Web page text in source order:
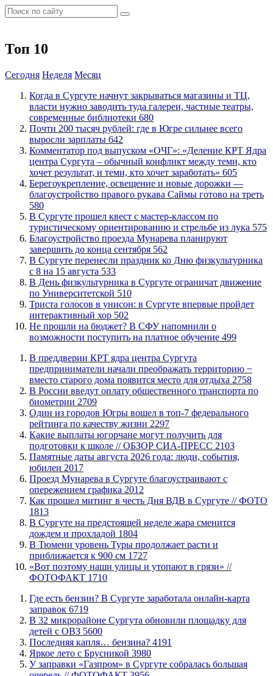
Топ 10
Сегодня Неделя Месяц
​Когда в Сургуте начнут закрываться магазины и ТЦ,
власти нужно заводить туда галереи, частные театры,
современные библиотеки 680
​Почти 200 тысяч рублей: где в Югре сильнее всего
выросли зарплаты 642
​Комментатор под выпуском «ОЧГ»: «Деление КРТ Ядра
центра Сургута – обычный конфликт между теми, кто
хочет результат, и теми, кто хочет заработать» 605
Берегоукрепление, освещение и новые дорожки —
благоустройство правого рукава Саймы готово на треть
580
В Сургуте прошел квест с мастер-классом по
туристическому ориентированию и стрельбе из лука 575
Благоустройство проезда Мунарева планируют
завершить до конца сентября 562
​В Сургуте перенесли праздник ко Дню физкультурника
с 8 на 15 августа 533
​В День физкультурника в Сургуте ограничат движение
по Университетской 510
​Триста голосов в унисон: в Сургуте впервые пройдет
интерактивный хор 502
Не прошли на бюджет? В СФУ напомнили о
возможности поступить на платное обучение 499
​В преддверии КРТ ядра центра Сургута
предприниматели начали преображать территорию −
вместо старого дома появится место для отдыха 2758
В России введут оплату общественного транспорта по
биометрии 2709
Один из городов Югры вошел в топ-7 федерального
рейтинга по качеству жизни 2297
Какие выплаты югорчане могут получить для
подготовки к школе // ОБЗОР СИА-ПРЕСС 2103
​Памятные даты августа 2026 года: люди, события,
юбилеи 2017
​Проезд Мунарева в Сургуте благоустраивают с
опережением графика 2012
Как прошел митинг в честь Дня ВДВ в Сургуте // ФОТО
1813
В Сургуте на предстоящей неделе жара сменится
дождем и прохладой 1804
В Тюмени уровень Туры продолжает расти и
приближается к 900 см 1727
«Вот поэтому наши улицы и утопают в грязи» //
ФОТОФАКТ 1710
​Где есть бензин? В Сургуте заработала онлайн-карта
заправок 6719
В 32 микрорайоне Сургута обновили площадку для
детей с ОВЗ 5600
​Последняя капля… бензина? 4191
Яркое лето с Брусникой 3980
​У заправки «Газпром» в Сургуте собралась большая